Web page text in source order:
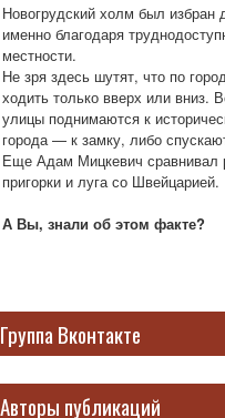
Новогрудский холм был избран
именно благодаря
местности.
Не зря здесь шутят, что по
ходить только вверх или вниз.
улицы поднимаются к
города — к замку, либо
Еще Адам Мицкевич сравнивал
пригорки и луга со Швейцарией.
А Вы, знали об этом факте?
Группа Вконтакте
Авторы публикаций